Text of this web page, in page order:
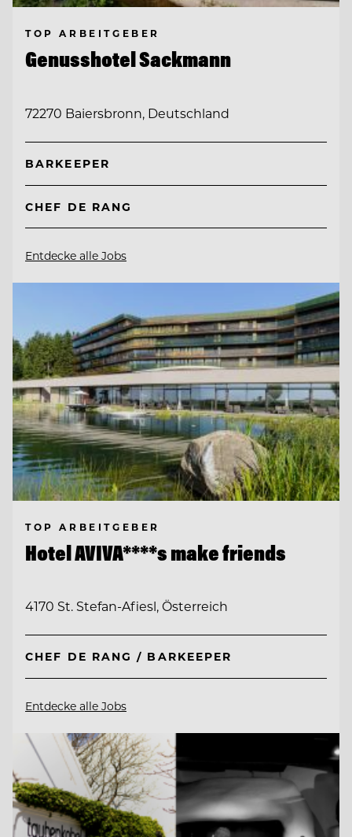
TOP ARBEITGEBER
Genusshotel Sackmann
72270 Baiersbronn, Deutschland
BARKEEPER
CHEF DE RANG
Entdecke alle Jobs
TOP ARBEITGEBER
Hotel AVIVA****s make friends
4170 St. Stefan-Afiesl, Österreich
CHEF DE RANG / BARKEEPER
Entdecke alle Jobs